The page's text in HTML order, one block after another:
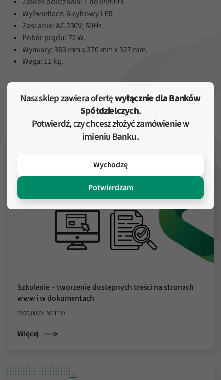
Zakres odliczania: 1 do 999999.
Wyświetlacz: 6-cyfrowy LED.
Zasilanie: AC 230V; 50Hz.
Pobór prądu: 70 W.
Wymiary: 363 mm x 370 mm x 327 mm.
Waga: 11 kg.
Może Cię zainteresować
Szkolenie – tworzenie dostępnych treści na stronach
www i w dokumentach
2800,00ZŁ NETTO
Więcej
Nasz sklep zawiera ofertęwyłącznie dla Banków
Spółdzielczych.
Potwierdź, czy chcesz złożyć zamówienie w
imieniu Banku.
Wychodzę
Potwierdzam